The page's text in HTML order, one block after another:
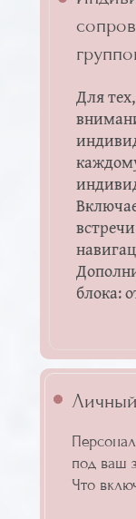
Для
блока:
Личный
под ваш
Что